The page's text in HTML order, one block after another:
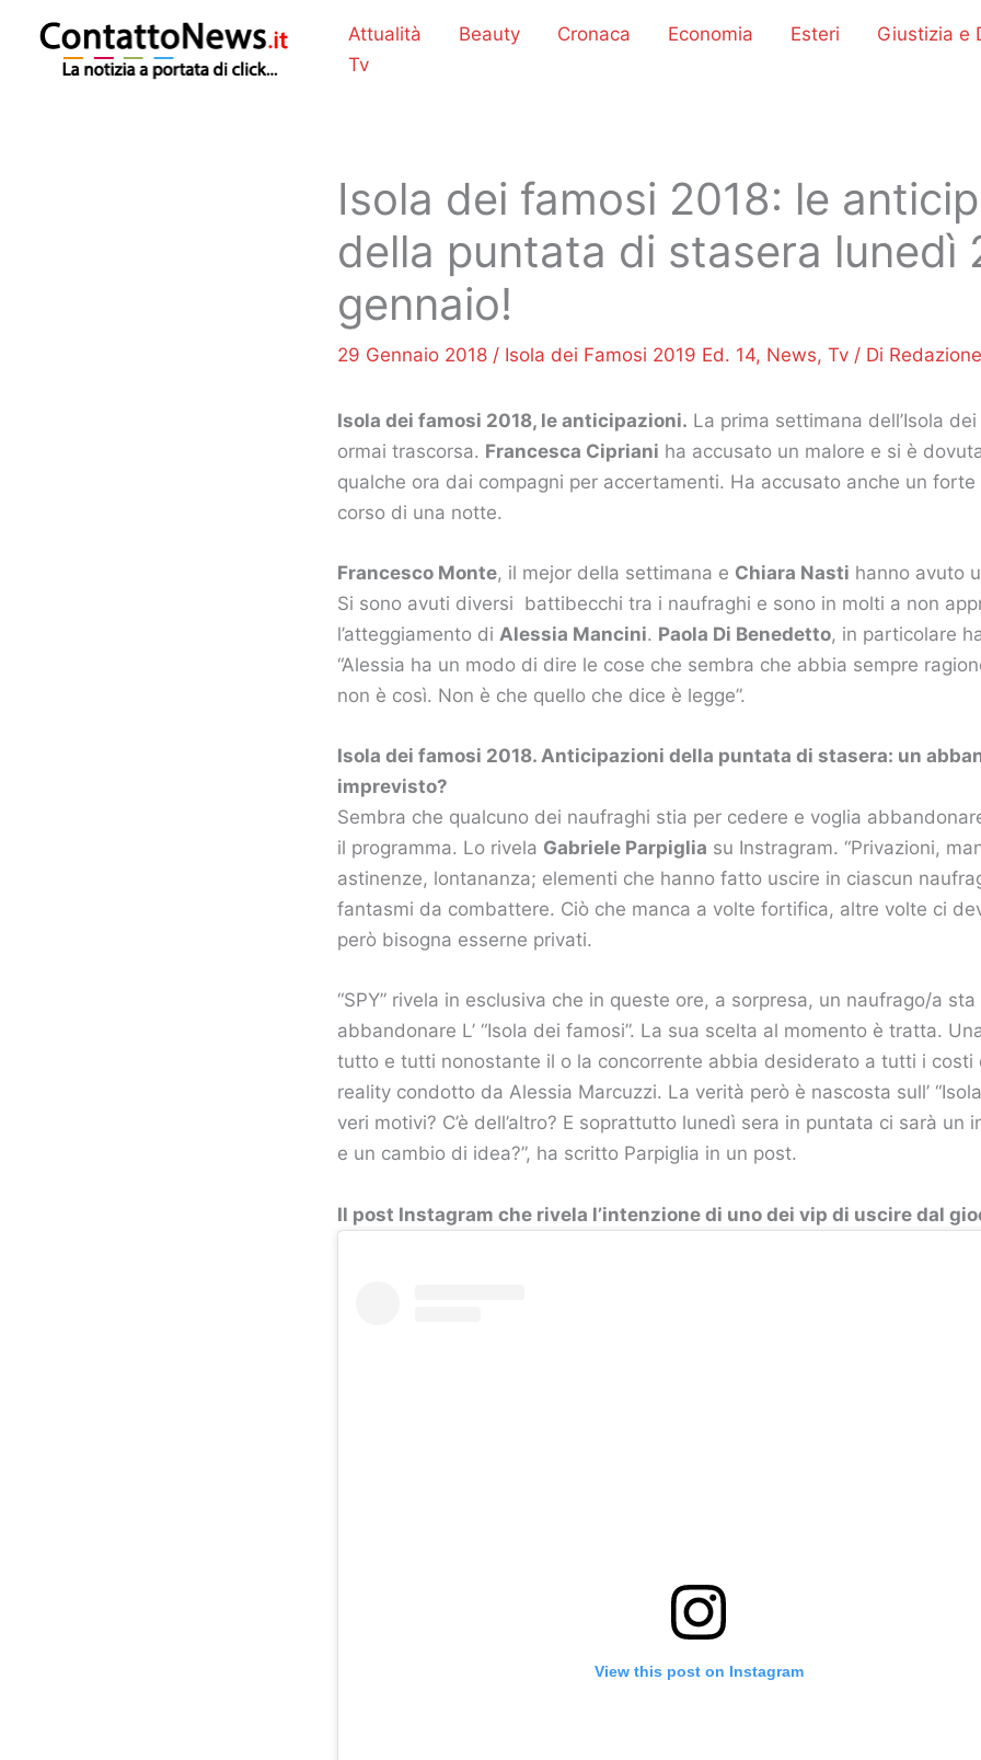
contenuto
Attualità Beauty Cronaca Economia Esteri Giustizia e
Tv
Isola dei famosi 2018: le
della puntata di stasera lunedì
gennaio!
29 Gennaio 2018 / Isola dei Famosi 2019 Ed. 14, News, Tv / Di Redazione
Isola dei famosi 2018, le anticipazioni. La prima settimana dell’Isola
ormai trascorsa. Francesca Cipriani ha accusato un malore e si è
qualche ora dai compagni per accertamenti. Ha accusato anche un
corso di una notte.
Francesco Monte, il mejor della settimana e Chiara Nasti hanno avuto
Si sono avuti diversi battibecchi tra i naufraghi e sono in molti a non
l’atteggiamento di Alessia Mancini. Paola Di Benedetto, in particolare
“Alessia ha un modo di dire le cose che sembra che abbia sempre
non è così. Non è che quello che dice è legge”.
Isola dei famosi 2018. Anticipazioni della puntata di stasera: un
imprevisto?
Sembra che qualcuno dei naufraghi stia per cedere e voglia
il programma. Lo rivela Gabriele Parpiglia su Instragram. “Privazioni,
astinenze, lontananza; elementi che hanno fatto uscire in ciascun
fantasmi da combattere. Ciò che manca a volte fortifica, altre volte ci
però bisogna esserne privati.
“SPY” rivela in esclusiva che in queste ore, a sorpresa, un naufrago/a
abbandonare L’ “Isola dei famosi”. La sua scelta al momento è tratta.
tutto e tutti nonostante il o la concorrente abbia desiderato a tutti i costi
reality condotto da Alessia Marcuzzi. La verità però è nascosta sull’
veri motivi? C’è dell’altro? E soprattutto lunedì sera in puntata ci sarà un
e un cambio di idea?”, ha scritto Parpiglia in un post.
Il post Instagram che rivela l’intenzione di uno dei vip di uscire dal
View this post on Instagram